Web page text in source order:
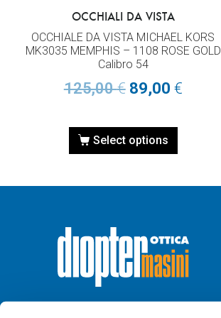
OCCHIALI DA VISTA
OCCHIALE DA VISTA MICHAEL KORS
MK3035 MEMPHIS – 1108 ROSE GOLD
Calibro 54
125,00€ 89,00 €
Select options